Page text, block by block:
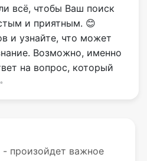
всё, чтобы Ваш поиск
и приятным. 😊
и узнайте, что может
Возможно, именно
на вопрос, который
- произойдет важное